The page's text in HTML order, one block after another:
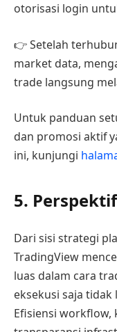
otorisasi login
👉 Setelah
market data,
trade langsung
Untuk panduan
dan promosi aktif
ini, kunjungi
5.
Dari sisi strategi
TradingView
luas dalam cara
eksekusi saja
Efisiensi workflow,